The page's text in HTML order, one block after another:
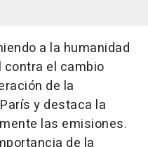
a la humanidad
contra el cambio
de la
y destaca la
las emisiones.